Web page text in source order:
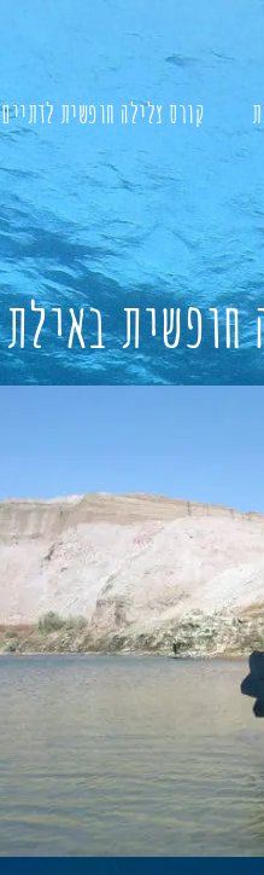
קורס צלילה חופשית לדתיים
חופשית באילת